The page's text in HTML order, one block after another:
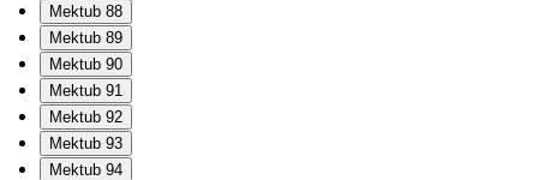
Mektub 88
Mektub 89
Mektub 90
Mektub 91
Mektub 92
Mektub 93
Mektub 94